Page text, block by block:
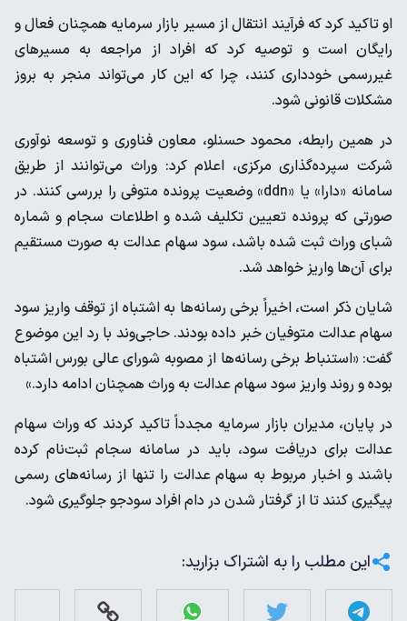
او تاکید کرد که فرآیند انتقال از مسیر بازار سرمایه همچنان فعال و
رایگان است و توصیه کرد که افراد از مراجعه به مسیرهای
غیررسمی خودداری کنند، چرا که این کار می‌تواند منجر به بروز
مشکلات قانونی شود.
در همین رابطه، محمود حسنلو، معاون فناوری و توسعه نوآوری
شرکت سپرده‌گذاری مرکزی، اعلام کرد: وراث می‌توانند از طریق
سامانه «دارا» یا «ddn» وضعیت پرونده متوفی را بررسی کنند. در
صورتی که پرونده تعیین تکلیف شده و اطلاعات سجام و شماره
شبای وراث ثبت شده باشد، سود سهام عدالت به صورت مستقیم
برای آن‌ها واریز خواهد شد.
شایان ذکر است، اخیراً برخی رسانه‌ها به اشتباه از توقف واریز سود
سهام عدالت متوفیان خبر داده بودند. حاجی‌وند با رد این موضوع
گفت: «استنباط برخی رسانه‌ها از مصوبه شورای عالی بورس اشتباه
بوده و روند واریز سود سهام عدالت به وراث همچنان ادامه دارد.»
در پایان، مدیران بازار سرمایه مجدداً تاکید کردند که وراث سهام
عدالت برای دریافت سود، باید در سامانه سجام ثبت‌نام کرده
باشند و اخبار مربوط به سهام عدالت را تنها از رسانه‌های رسمی
پیگیری کنند تا از گرفتار شدن در دام افراد سودجو جلوگیری شود.
این مطلب را به اشتراک بزارید: